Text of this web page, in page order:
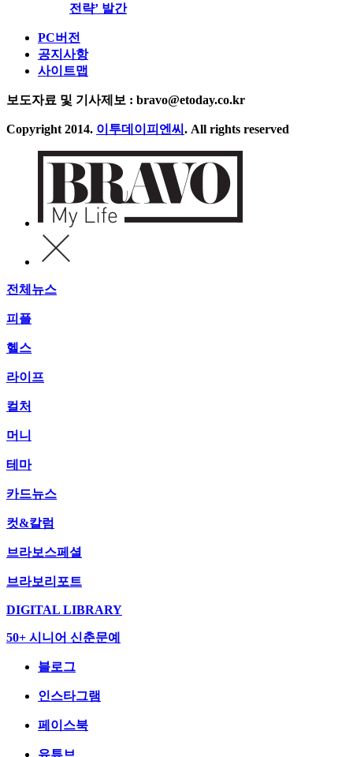
전략’ 발간
PC버전
공지사항
사이트맵
보도자료 및 기사제보 : bravo@etoday.co.kr
Copyright 2014. 이투데이피엔씨 . All rights reserved
전체뉴스
피플
헬스
라이프
컬처
머니
테마
카드뉴스
컷&칼럼
브라보스페셜
브라보리포트
DIGITAL LIBRARY
50+ 시니어 신춘문예
블로그
인스타그램
페이스북